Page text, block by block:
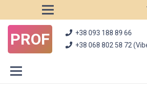
PROF
+38 093 188 89 66
+38 068 802 58 72